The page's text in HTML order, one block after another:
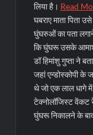
लिया है। Read
घबराए माता पिता
घुंघरुओं का पता
कि घुंघरू उसके
डॉ हिमांशु गुप्ता ने
जहां एन्डोस्कोपी के
थे जो एक लाल धागे में
टेक्नोलॉजिस्ट वेंकट
घुंघरू निकालने के